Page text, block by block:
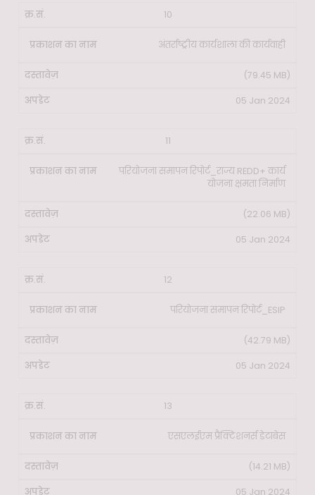
10
अंतर्राष्ट्रीय कार्यशाला की कार्यवाही
(79.45 MB)
05 Jan 2024
11
परियोजना समापन रिपोर्ट_राज्य REDD+ कार्य
योजना क्षमता निर्माण
(22.06 MB)
05 Jan 2024
12
परियोजना समापन रिपोर्ट_ESIP
(42.79 MB)
05 Jan 2024
13
एसएलईएम प्रैक्टिशनर्स डेटाबेस
(14.21 MB)
05 Jan 2024